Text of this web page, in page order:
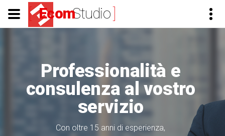
[ EcomStudio
Professionalità e
consulenza al vostro
servizio
Con oltre 15 anni di esperienza,